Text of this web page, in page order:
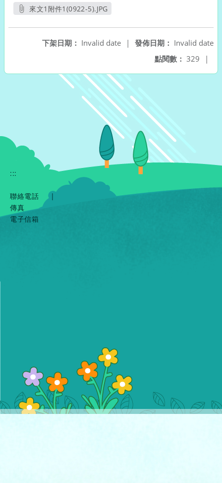
來文1附件1(0922-5).JPG
發佈日期： Invalid date
下架日期： Invalid date
|
點閱數： 329 |
:::
聯絡電話
|
傳真
電子信箱